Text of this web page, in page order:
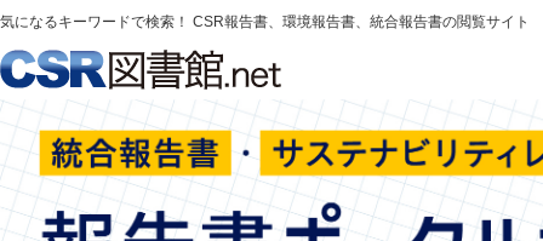
気になるキーワードで検索！ CSR報告書、環境報告書、統合報告書の閲覧サイト